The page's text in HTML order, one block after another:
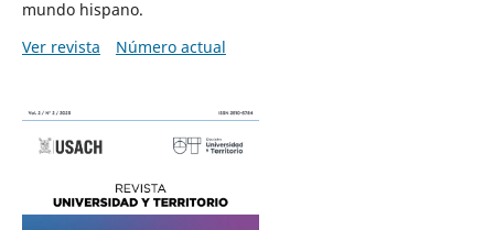
mundo hispano.
Ver revista
Número actual